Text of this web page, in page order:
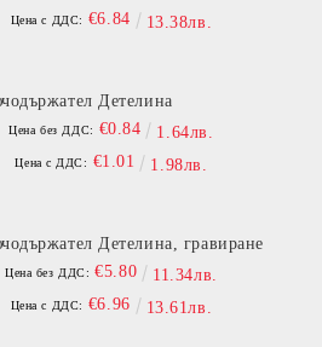
Цена с ДДС: €6.84 13.38лв.
Детелина
Цена без ДДС: €0.84 1.64лв.
Цена с ДДС: €1.01 1.98лв.
Детелина, гравиране
Цена без ДДС: €5.80 11.34лв.
Цена с ДДС: €6.96 13.61лв.